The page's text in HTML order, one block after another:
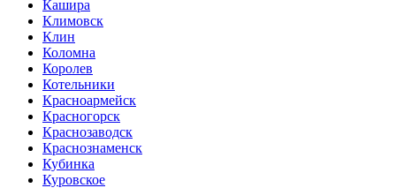
Кашира
Климовск
Клин
Коломна
Королев
Котельники
Красноармейск
Красногорск
Краснозаводск
Краснознаменск
Кубинка
Куровское